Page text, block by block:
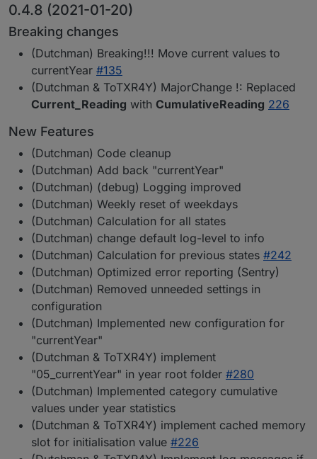
0.4.8 (2021-01-20)
Breaking changes
(Dutchman) Breaking!!! Move current values to
currentYear #135
(Dutchman & ToTXR4Y) MajorChange !: Replaced
Current_Reading with CumulativeReading 226
New Features
(Dutchman) Code cleanup
(Dutchman) Add back "currentYear"
(Dutchman) (debug) Logging improved
(Dutchman) Weekly reset of weekdays
(Dutchman) Calculation for all states
(Dutchman) change default log-level to info
(Dutchman) Calculation for previous states #242
(Dutchman) Optimized error reporting (Sentry)
(Dutchman) Removed unneeded settings in
configuration
(Dutchman) Implemented new configuration for
"currentYear"
(Dutchman & ToTXR4Y) implement
"05_currentYear" in year root folder #280
(Dutchman) Implemented category cumulative
values under year statistics
(Dutchman & ToTXR4Y) implement cached memory
slot for initialisation value #226